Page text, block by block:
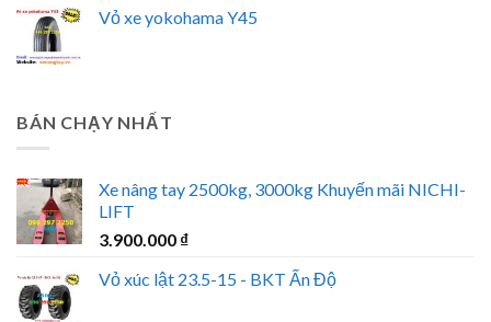
Vỏ xe yokohama Y45
BÁN CHẠY NHẤT
Xe nâng tay 2500kg, 3000kg Khuyến mãi NICHI-
LIFT
3.900.000 ₫
Vỏ xúc lật 23.5-15 - BKT Ấn Độ